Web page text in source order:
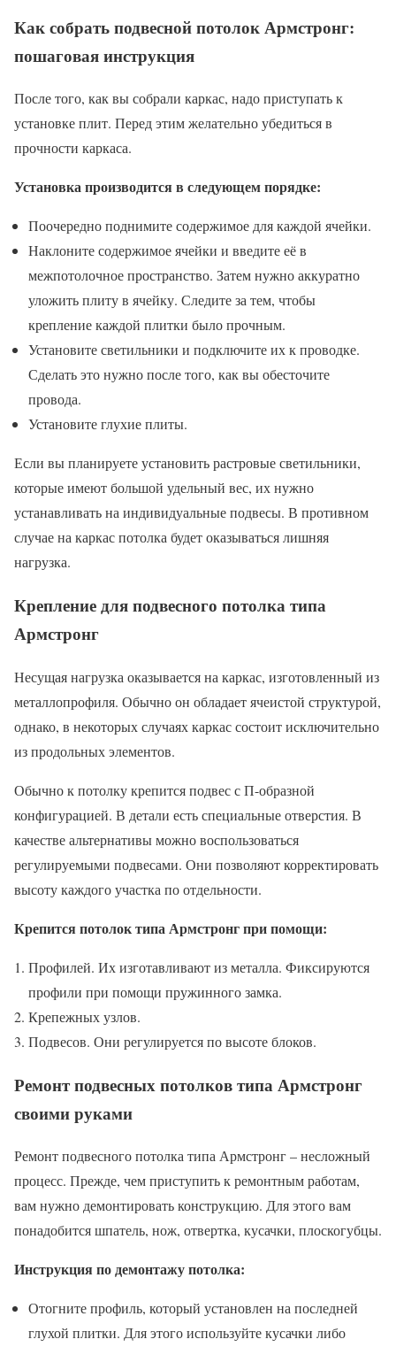
Как собрать подвесной потолок Армстронг:
пошаговая инструкция
После того, как вы собрали каркас, надо приступать к
установке плит. Перед этим желательно убедиться в
прочности каркаса.
Установка производится в следующем порядке:
Поочередно поднимите содержимое для каждой ячейки.
Наклоните содержимое ячейки и введите её в
межпотолочное пространство. Затем нужно аккуратно
уложить плиту в ячейку. Следите за тем, чтобы
крепление каждой плитки было прочным.
Установите светильники и подключите их к проводке.
Сделать это нужно после того, как вы обесточите
провода.
Установите глухие плиты.
Если вы планируете установить растровые светильники,
которые имеют большой удельный вес, их нужно
устанавливать на индивидуальные подвесы. В противном
случае на каркас потолка будет оказываться лишняя
нагрузка.
Крепление для подвесного потолка типа
Армстронг
Несущая нагрузка оказывается на каркас, изготовленный из
металлопрофиля. Обычно он обладает ячеистой структурой,
однако, в некоторых случаях каркас состоит исключительно
из продольных элементов.
Обычно к потолку крепится подвес с П-образной
конфигурацией. В детали есть специальные отверстия. В
качестве альтернативы можно воспользоваться
регулируемыми подвесами. Они позволяют корректировать
высоту каждого участка по отдельности.
Крепится потолок типа Армстронг при помощи:
Профилей. Их изготавливают из металла. Фиксируются
профили при помощи пружинного замка.
Крепежных узлов.
Подвесов. Они регулируется по высоте блоков.
Ремонт подвесных потолков типа Армстронг
своими руками
Ремонт подвесного потолка типа Армстронг – несложный
процесс. Прежде, чем приступить к ремонтным работам,
вам нужно демонтировать конструкцию. Для этого вам
понадобится шпатель, нож, отвертка, кусачки, плоскогубцы.
Инструкция по демонтажу потолка:
Отогните профиль, который установлен на последней
глухой плитки. Для этого используйте кусачки либо